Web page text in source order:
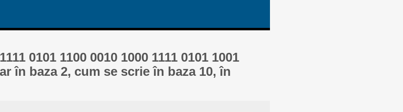
0101 1100 0010 1000 1111 0101 1001
în baza 2, cum se scrie în baza 10, în